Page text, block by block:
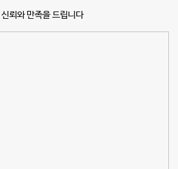
신뢰와 만족을 드립니다